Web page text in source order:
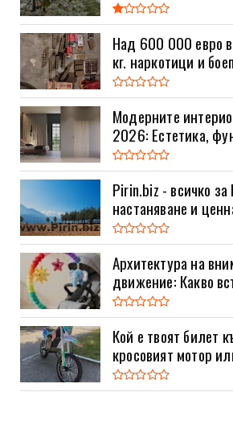
Над 600 000 евро
кг. наркотици и
Модерните
2026: Естетика,
Pirin.biz - всичко
настаняване и
Архитектура на
движение: Какво
Кой е твоят билет
кросовият мотор